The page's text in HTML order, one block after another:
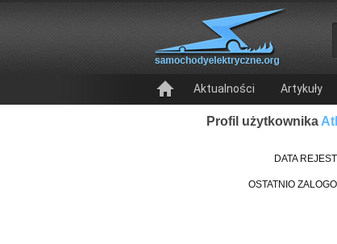
Aktualności Artykuły
Profil użytkownika
DATA
OSTATNIO